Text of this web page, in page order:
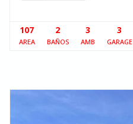
107
AREA
2
BAÑOS
3
AMB
3
GARAGE